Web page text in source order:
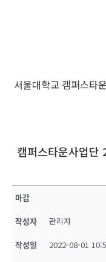
서울대학교 캠퍼스타
캠퍼스타운사업단
마감
작성자 관리자
작성일 2022-08-01